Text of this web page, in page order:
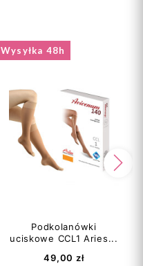
Podkolanówki
uciskowe CCL1 Aries...
49,00 zł
Wysyłka 48h